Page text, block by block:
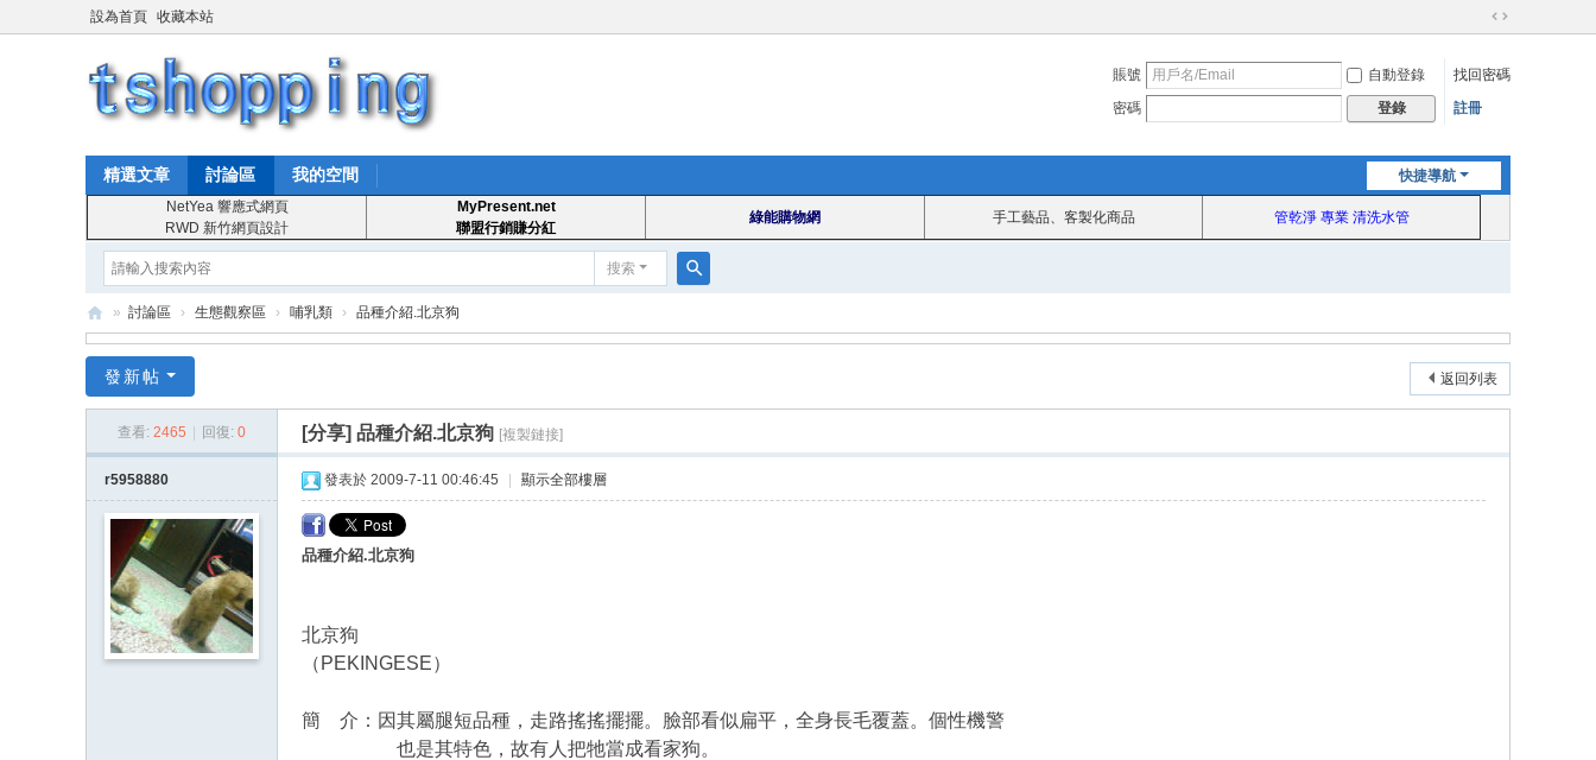
設為首頁 收藏本站
切
到
賬號 自動登錄
找回密碼
密碼
登錄 註冊
快捷導航
精選文章 討論區 我的空間
NetYea 響應式網頁
RWD 新竹網頁設計
MyPresent.net
聯盟行銷賺分紅
綠能購物網 手工藝品、客製化商品 管乾淨 專業 清洗水管
搜索
索
T
ho
pp
» 討論區 › 生態觀察區 › 哺乳類 › 品種介紹.北京狗
返回列表
發新帖
查看: 2465 回復: 0 [分享] 品種介紹.北京狗 [複製鏈接]
r5958880 發表於 2009-7-11 00:46:45 顯示全部樓層
品種介紹.北京狗
北京狗
（PEKINGESE）
簡 介：因其屬腿短品種，走路搖搖擺擺。臉部看似扁平，全身長毛覆蓋。個性機警
也是其特色，故有人把牠當成看家狗。